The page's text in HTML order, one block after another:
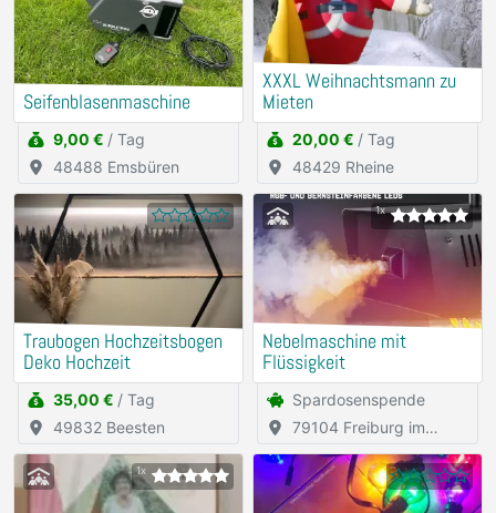
Seifenblasenmaschine
9,00 € / Tag
48488 Emsbüren
XXXL Weihnachtsmann zu
Mieten
20,00 € / Tag
48429 Rheine
Traubogen Hochzeitsbogen
Deko Hochzeit
35,00 € / Tag
49832 Beesten
1x
Nebelmaschine mit
Flüssigkeit
Spardosenspende
Breisgau
1x